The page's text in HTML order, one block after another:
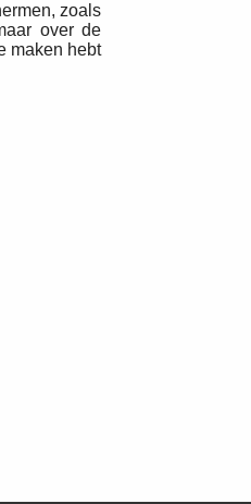
zoals
over de
maken hebt